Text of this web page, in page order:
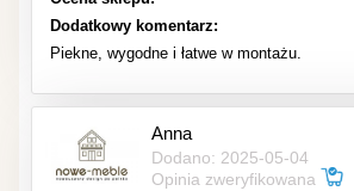
Dodatkowy komentarz:
Piekne, wygodne i łatwe w montażu.
Anna
Dodano: 2025-05-04
Opinia zweryfikowana